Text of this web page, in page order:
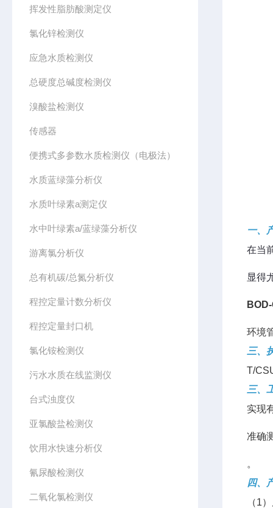
挥发性脂肪酸测定仪
氯化锌检测仪
应急水质检测仪
总硬度总碱度检测仪
溴酸盐检测仪
传感器
便携式多参数水质检测仪（电极法）
水质蓝绿藻分析仪
水质叶绿素a测定仪
水中叶绿素a/蓝绿藻分析仪
游离氯分析仪
总有机碳/总氮分析仪
程控定量计数分析仪
程控定量封口机
氯化铵检测仪
污水水质在线监测仪
台式浊度仪
亚氯酸盐检测仪
饮用水快速分析仪
氰尿酸检测仪
二氧化氯检测仪
一、
在当
显得
环境
三、
T/
三、
实现
准确
。
四、
（1